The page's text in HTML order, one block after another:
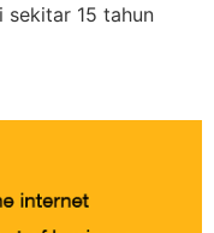
sekitar 15 tahun